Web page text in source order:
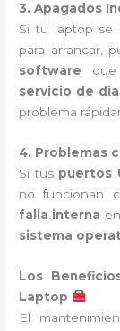
3. Apagados
Si tu laptop se
para arrancar,
software que
servicio de
problema
4. Problemas
Si tus puertos
no funcionan
falla interna
sistema
Los
Laptop
El